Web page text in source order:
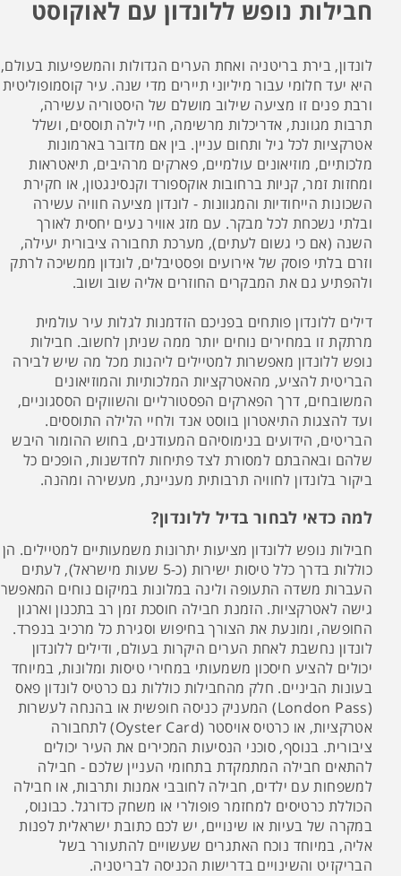
חבילות נופש ללונדון עם לאוקוסט
לונדון, בירת בריטניה ואחת הערים הגדולות והמשפיעות בעולם,
היא יעד חלומי עבור מיליוני תיירים מדי שנה. עיר קוסמופוליטית
ורבת פנים זו מציעה שילוב מושלם של היסטוריה עשירה,
תרבות מגוונת, אדריכלות מרשימה, חיי לילה תוססים, ושלל
אטרקציות לכל גיל ותחום עניין. בין אם מדובר בארמונות
מלכותיים, מוזיאונים עולמיים, פארקים מרהיבים, תיאטראות
ומחזות זמר, קניות ברחובות אוקספורד וקנסינגטון, או חקירת
השכונות הייחודיות והמגוונות - לונדון מציעה חוויה עשירה
ובלתי נשכחת לכל מבקר. עם מזג אוויר נעים יחסית לאורך
השנה (אם כי גשום לעתים), מערכת תחבורה ציבורית יעילה,
וזרם בלתי פוסק של אירועים ופסטיבלים, לונדון ממשיכה לרתק
ולהפתיע גם את המבקרים החוזרים אליה שוב ושוב.
דילים ללונדון פותחים בפניכם הזדמנות לגלות עיר עולמית
מרתקת זו במחירים נוחים יותר ממה שניתן לחשוב. חבילות
נופש ללונדון מאפשרות למטיילים ליהנות מכל מה שיש לבירה
הבריטית להציע, מהאטרקציות המלכותיות והמוזיאונים
המשובחים, דרך הפארקים הפסטורליים והשווקים הססגוניים,
ועד להצגות התיאטרון בווסט אנד ולחיי הלילה התוססים.
הבריטים, הידועים בנימוסיהם המעודנים, בחוש ההומור היבש
שלהם ובאהבתם למסורת לצד פתיחות לחדשנות, הופכים כל
ביקור בלונדון לחוויה תרבותית מעניינת, מעשירה ומהנה.
למה כדאי לבחור בדיל ללונדון?
חבילות נופש ללונדון מציעות יתרונות משמעותיים למטיילים. הן
כוללות בדרך כלל טיסות ישירות (כ-5 שעות מישראל), לעתים
העברות משדה התעופה ולינה במלונות במיקום נוחים המאפשר
גישה לאטרקציות. הזמנת חבילה חוסכת זמן רב בתכנון וארגון
החופשה, ומונעת את הצורך בחיפוש וסגירת כל מרכיב בנפרד.
לונדון נחשבת לאחת הערים היקרות בעולם, ודילים ללונדון
יכולים להציע חיסכון משמעותי במחירי טיסות ומלונות, במיוחד
בעונות הביניים. חלק מהחבילות כוללות גם כרטיס לונדון פאס
(London Pass) המעניק כניסה חופשית או בהנחה לעשרות
אטרקציות, או כרטיס אויסטר (Oyster Card) לתחבורה
ציבורית. בנוסף, סוכני הנסיעות המכירים את העיר יכולים
להתאים חבילה המתמקדת בתחומי העניין שלכם - חבילה
למשפחות עם ילדים, חבילה לחובבי אמנות ותרבות, או חבילה
הכוללת כרטיסים למחזמר פופולרי או משחק כדורגל. כבונוס,
במקרה של בעיות או שינויים, יש לכם כתובת ישראלית לפנות
אליה, במיוחד נוכח האתגרים שעשויים להתעורר בשל
הבריקזיט והשינויים בדרישות הכניסה לבריטניה.